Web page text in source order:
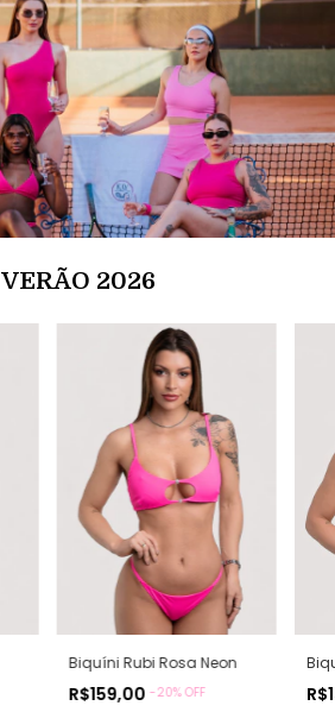
VERÃO 2026
Biquíni Rubi Rosa Neon
R$159,00-20% OFF